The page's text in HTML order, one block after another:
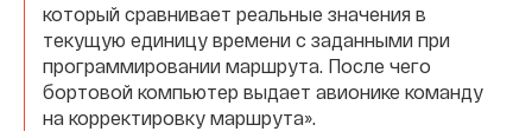
который сравнивает реальные значения в
текущую единицу времени с заданными при
программировании маршрута. После чего
бортовой компьютер выдает авионике команду
на корректировку маршрута».